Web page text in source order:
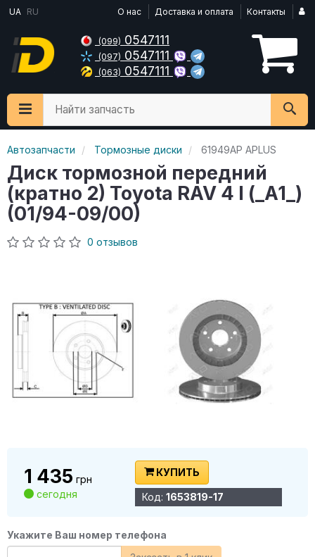
UA RU О нас Доставка и оплата Контакты
(099) 0547111
(097) 0547111
(063) 0547111
Найти запчасть
Автозапчасти Тормозные диски 61949AP APLUS
Диск тормозной передний
(кратно 2) Toyota RAV 4 I (_A1_)
(01/94-09/00)
0 отзывов
1 435 грн
сегодня
КУПИТЬ
Код: 1653819-17
Укажите Ваш номер телефона